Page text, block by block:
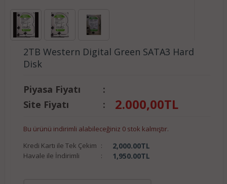
2TB Western Digital Green SATA3 Hard
Disk
Piyasa Fiyatı
:
Site Fiyatı
: 2.000,00TL
Bu ürünü indirimli alabileceğiniz 0 stok kalmıştır.
Kredi Kartı ile Tek Çekim : 2,000.00TL
Havale ile İndirimli : 1,950.00TL